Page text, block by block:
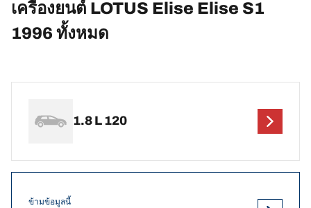
เครื่องยนต์ LOTUS Elise Elise S1
1996 ทั้งหมด
1.8 L 120
ข้ามข้อมูลนี้